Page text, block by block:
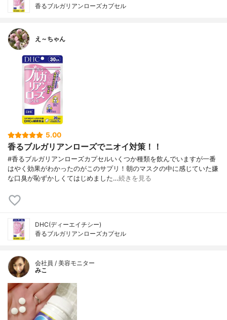
香るブルガリアンローズカプセル
え～ちゃん
5.00
香るブルガリアンローズでニオイ対策！！
#香るブルガリアンローズカプセルいくつか種類を飲んでいますが一番
はやく効果がわかったのがこのサプリ！朝のマスクの中に感じていた嫌
な口臭が恥ずかしくてはじめました…続きを見る
DHC(ディーエイチシー)
香るブルガリアンローズカプセル
会社員 / 美容モニター
みこ